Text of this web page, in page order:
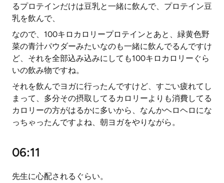
るプロテインだけは豆乳と一緒に飲んで、プロテイン豆
乳を飲んで、
なので、100キロカロリープロテインとあと、緑黄色野
菜の青汁パウダーみたいなのも一緒に飲んでるんですけ
ど、それを全部込み込みにしても100キロカロリーぐら
いの飲み物ですね。
それを飲んでヨガに行ったんですけど、すごい疲れてし
まって、多分その摂取してるカロリーよりも消費してる
カロリーの方がはるかに多いから、なんかヘロヘロにな
っちゃったんですよね、朝ヨガをやりながら。
06:11
先生に心配されるぐらい。